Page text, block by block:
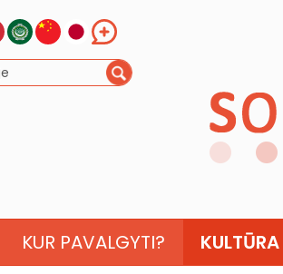
KUR PAVALGYTI? KULTŪRA